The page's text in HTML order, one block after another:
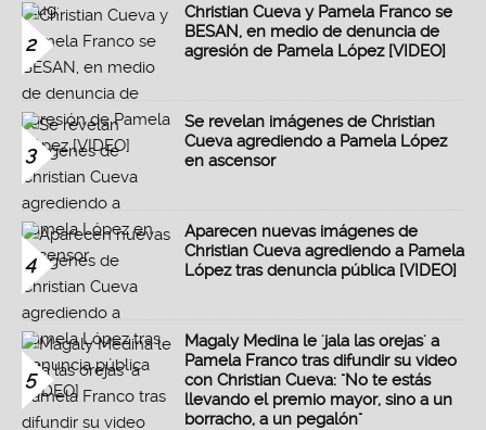
2
Christian Cueva y Pamela Franco se
BESAN, en medio de denuncia de
agresión de Pamela López [VIDEO]
3
Se revelan imágenes de Christian
Cueva agrediendo a Pamela López
en ascensor
4
Aparecen nuevas imágenes de
Christian Cueva agrediendo a Pamela
López tras denuncia pública [VIDEO]
5
Magaly Medina le 'jala las orejas' a
Pamela Franco tras difundir su video
con Christian Cueva: "No te estás
llevando el premio mayor, sino a un
borracho, a un pegalón"